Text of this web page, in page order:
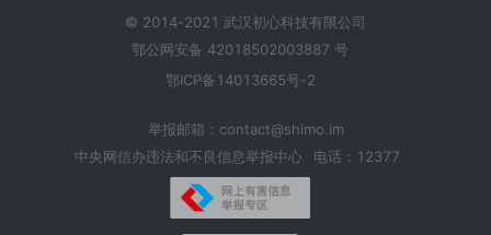
© 2014-2021 武汉初心科技有限公司
鄂公网安备 42018502003887 号
鄂ICP备14013665号-2
举报邮箱：contact@shimo.im
中央网信办违法和不良信息举报中心
电话：12377